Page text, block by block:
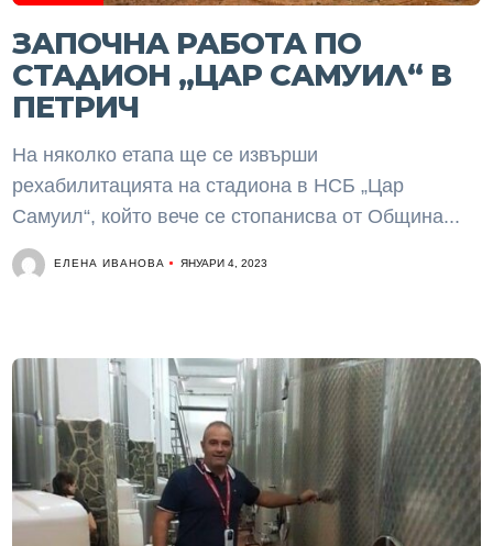
ЗАПОЧНА РАБОТА ПО
СТАДИОН „ЦАР САМУИЛ“ В
ПЕТРИЧ
На няколко етапа ще се извърши
рехабилитацията на стадиона в НСБ „Цар
Самуил“, който вече се стопанисва от Община...
ЕЛЕНА ИВАНОВА ЯНУАРИ 4, 2023